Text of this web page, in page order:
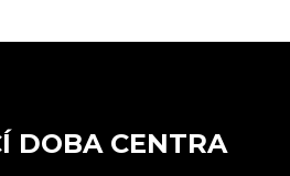
DOBA CENTRA